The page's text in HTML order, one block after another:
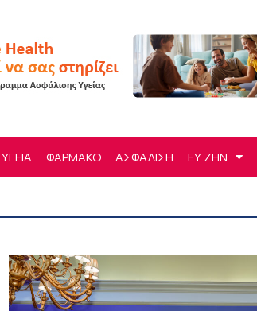
ΥΓΕΙΑ ΦΑΡΜΑΚΟ ΑΣΦΑΛΙΣΗ ΕΥ ΖΗΝ